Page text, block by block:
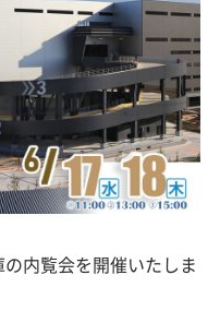
内覧会を開催いたしま